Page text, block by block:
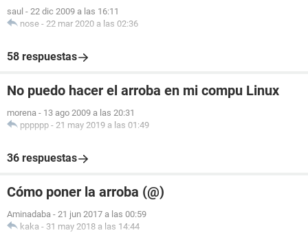
saul - 22 dic 2009 a las 16:11
nose - 22 mar 2020 a las 02:36
58 respuestas
No puedo hacer el arroba en mi compu Linux
morena - 13 ago 2009 a las 20:31
pppppp - 21 may 2019 a las 01:49
36 respuestas
Cómo poner la arroba (@)
Aminadaba - 21 jun 2017 a las 00:59
kaka - 31 may 2018 a las 14:44